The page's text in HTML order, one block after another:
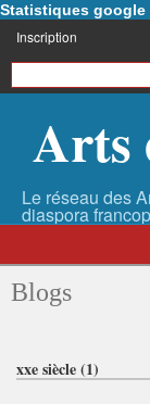
Statistiques google
Inscription
Arts
Blogs
xxe siècle (1)